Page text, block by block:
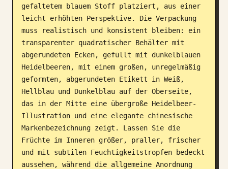
gefaltetem blauem Stoff platziert, aus einer
leicht erhöhten Perspektive. Die Verpackung
muss realistisch und konsistent bleiben: ein
transparenter quadratischer Behälter mit
abgerundeten Ecken, gefüllt mit dunkelblauen
Heidelbeeren, mit einem großen, unregelmäßig
geformten, abgerundeten Etikett in Weiß,
Hellblau und Dunkelblau auf der Oberseite,
das in der Mitte eine übergroße Heidelbeer-
Illustration und eine elegante chinesische
Markenbezeichnung zeigt. Lassen Sie die
Früchte im Inneren größer, praller, frischer
und mit subtilen Feuchtigkeitstropfen bedeckt
aussehen, während die allgemeine Anordnung